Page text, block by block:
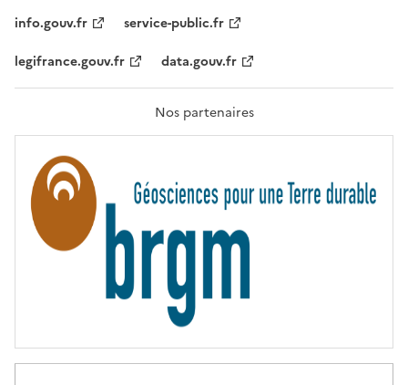
F
A
T
R
T
É
info.gouv.fr
service-public.fr
legifrance.gouv.fr
data.gouv.fr
Nos partenaires